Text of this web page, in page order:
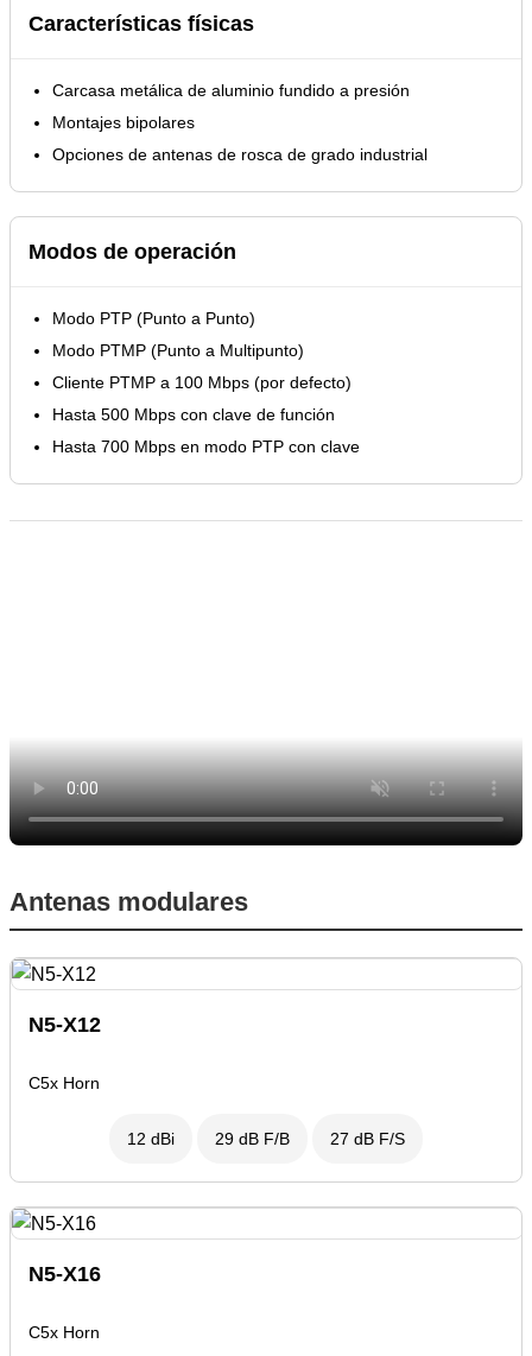
Características físicas
Carcasa metálica de aluminio fundido a presión
Montajes bipolares
Opciones de antenas de rosca de grado industrial
Modos de operación
Modo PTP (Punto a Punto)
Modo PTMP (Punto a Multipunto)
Cliente PTMP a 100 Mbps (por defecto)
Hasta 500 Mbps con clave de función
Hasta 700 Mbps en modo PTP con clave
Antenas modulares
N5-X12
C5x Horn
12 dBi 29 dB F/B 27 dB F/S
N5-X16
C5x Horn